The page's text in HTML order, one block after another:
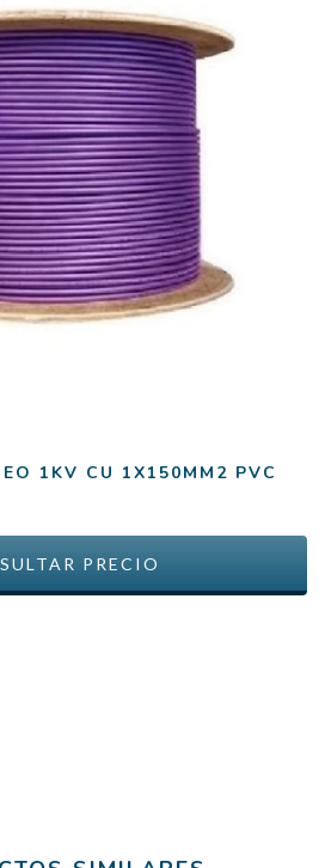
1KV CU 1X150MM2 PVC